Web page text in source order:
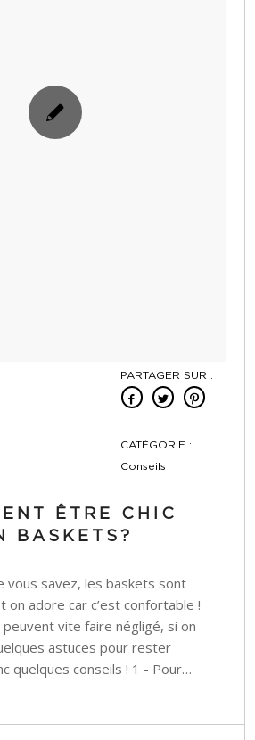
PARTAGER SUR :
CATÉGORIE :
Conseils
ÊTRE CHIC
BASKETS?
vous savez, les baskets sont
on adore car c’est confortable !
vite faire négligé, si on
astuces pour rester
quelques conseils ! 1 - Pour…